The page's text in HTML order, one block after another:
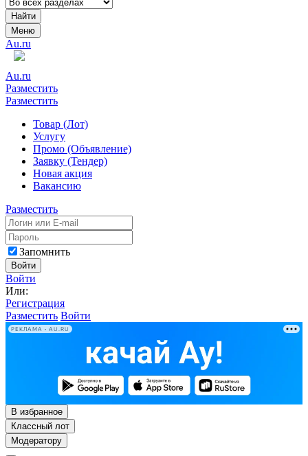
Найти
Меню
Au.ru
Au.ru
Разместить
Разместить
Товар (Лот)
Услугу
Промо (Объявление)
Заявку (Тендер)
Новая акция
Вакансию
Разместить
Запомнить
Войти
Войти
Или:
Регистрация
Разместить Войти
РЕКЛАМА • AU.RU
В избранное
Классный лот
Модератору